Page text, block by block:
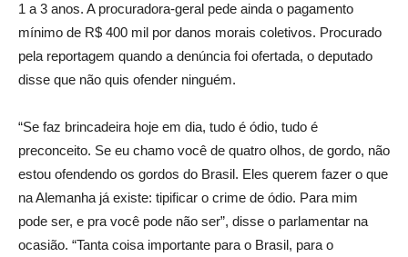
1 a 3 anos. A procuradora-geral pede ainda o pagamento
mínimo de R$ 400 mil por danos morais coletivos. Procurado
pela reportagem quando a denúncia foi ofertada, o deputado
disse que não quis ofender ninguém.
“Se faz brincadeira hoje em dia, tudo é ódio, tudo é
preconceito. Se eu chamo você de quatro olhos, de gordo, não
estou ofendendo os gordos do Brasil. Eles querem fazer o que
na Alemanha já existe: tipificar o crime de ódio. Para mim
pode ser, e pra você pode não ser”, disse o parlamentar na
ocasião. “Tanta coisa importante para o Brasil, para o